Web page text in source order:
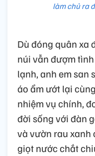
làm chủ ra
Dù đóng quân xa
núi vẫn đượm
lạnh, anh em san
áo ẩm ướt lại
nhiệm vụ chính,
đời sống với đàn
và vườn rau xanh
giọt nước chắt